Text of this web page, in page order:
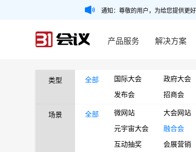
通知：尊敬的用户，为给您提供更
产品服务 解决方案
类型 全部 国际大会 政府大会
发布会
招商会
场景 全部 微网站 大会网站
元宇宙大会
融合会
互动抽奖
会展营销